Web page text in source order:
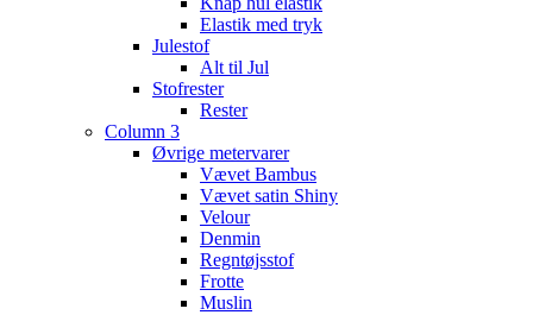
Elastik med tryk
Julestof
Alt til Jul
Stofrester
Rester
Column 3
Øvrige metervarer
Vævet Bambus
Vævet satin Shiny
Velour
Denmin
Regntøjsstof
Frotte
Muslin